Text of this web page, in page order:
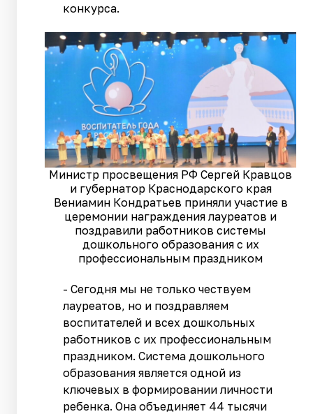
конкурса.
Министр просвещения РФ Сергей Кравцов
и губернатор Краснодарского края
Вениамин Кондратьев приняли участие в
церемонии награждения лауреатов и
поздравили работников системы
дошкольного образования с их
профессиональным праздником
- Сегодня мы не только чествуем
лауреатов, но и поздравляем
воспитателей и всех дошкольных
работников с их профессиональным
праздником. Система дошкольного
образования является одной из
ключевых в формировании личности
ребенка. Она объединяет 44 тысячи